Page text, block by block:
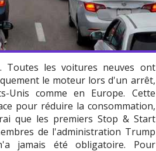
Toutes les voitures neuves ont
le moteur lors d'un arrêt,
comme en Europe. Cette
pour réduire la consommation,
que les premiers Stop & Start
de l'administration Trump
jamais été obligatoire. Pour